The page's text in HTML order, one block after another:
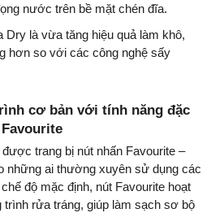
nước trên bề mặt chén đĩa.
là vừa tăng hiệu quả làm khô,
hơn so với các công nghệ sấy
cơ bản với tính năng đặc
trang bị nút nhấn Favourite –
những ai thường xuyên sử dụng các
độ mặc định, nút Favourite hoạt
rửa tráng, giúp làm sạch sơ bộ